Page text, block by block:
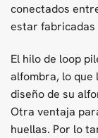
conectados
estar fabricadas
El hilo de loop
alfombra, lo que
diseño de su
Otra ventaja
huellas. Por lo